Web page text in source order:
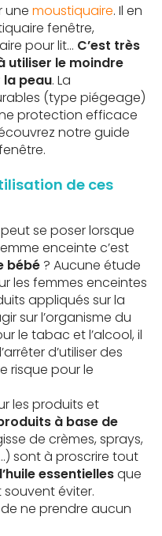
une moustiquaire. Il en
fenêtre,
pour lit… C’est très
utiliser le moindre
peau. La
(type piégeage)
protection efficace
notre guide
de ces
se poser lorsque
enceinte c’est
bébé ? Aucune étude
les femmes enceintes
appliqués sur la
sur l’organisme du
le tabac et l’alcool, il
d’utiliser des
risque pour le
les produits et
à base de
de crèmes, sprays,
sont à proscrire tout
essentiellesque
éviter.
ne prendre aucun